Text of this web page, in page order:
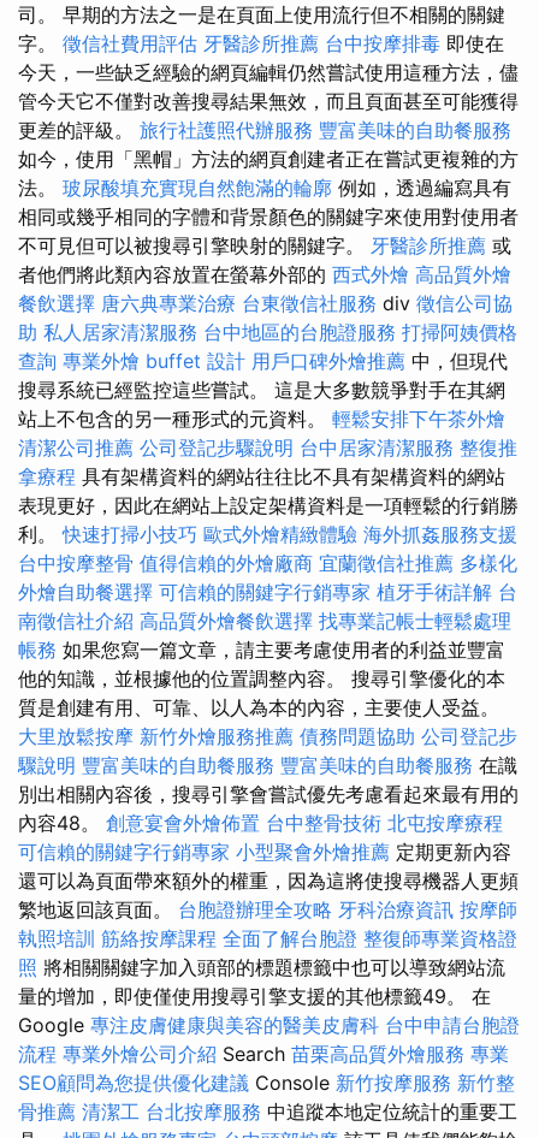
司。 早期的方法之一是在頁面上使用流行但不相關的關鍵
字。 徵信社費用評估 牙醫診所推薦 台中按摩排毒 即使在
今天，一些缺乏經驗的網頁編輯仍然嘗試使用這種方法，儘
管今天它不僅對改善搜尋結果無效，而且頁面甚至可能獲得
更差的評級。 旅行社護照代辦服務 豐富美味的自助餐服務
如今，使用「黑帽」方法的網頁創建者正在嘗試更複雜的方
法。 玻尿酸填充實現自然飽滿的輪廓 例如，透過編寫具有
相同或幾乎相同的字體和背景顏色的關鍵字來使用對使用者
不可見但可以被搜尋引擎映射的關鍵字。 牙醫診所推薦 或
者他們將此類內容放置在螢幕外部的 西式外燴 高品質外燴
餐飲選擇 唐六典專業治療 台東徵信社服務 div 徵信公司協
助 私人居家清潔服務 台中地區的台胞證服務 打掃阿姨價格
查詢 專業外燴 buffet 設計 用戶口碑外燴推薦 中，但現代
搜尋系統已經監控這些嘗試。 這是大多數競爭對手在其網
站上不包含的另一種形式的元資料。 輕鬆安排下午茶外燴
清潔公司推薦 公司登記步驟說明 台中居家清潔服務 整復推
拿療程 具有架構資料的網站往往比不具有架構資料的網站
表現更好，因此在網站上設定架構資料是一項輕鬆的行銷勝
利。快速打掃小技巧 歐式外燴精緻體驗 海外抓姦服務支援
台中按摩整骨 值得信賴的外燴廠商 宜蘭徵信社推薦 多樣化
外燴自助餐選擇 可信賴的關鍵字行銷專家 植牙手術詳解 台
南徵信社介紹 高品質外燴餐飲選擇 找專業記帳士輕鬆處理
帳務 如果您寫一篇文章，請主要考慮使用者的利益並豐富
他的知識，並根據他的位置調整內容。 搜尋引擎優化的本
質是創建有用、可靠、以人為本的內容，主要使人受益。
大里放鬆按摩 新竹外燴服務推薦 債務問題協助 公司登記步
驟說明 豐富美味的自助餐服務 豐富美味的自助餐服務 在識
別出相關內容後，搜尋引擎會嘗試優先考慮看起來最有用的
內容48。 創意宴會外燴佈置 台中整骨技術 北屯按摩療程
可信賴的關鍵字行銷專家 小型聚會外燴推薦 定期更新內容
還可以為頁面帶來額外的權重，因為這將使搜尋機器人更頻
繁地返回該頁面。 台胞證辦理全攻略 牙科治療資訊 按摩師
執照培訓 筋絡按摩課程 全面了解台胞證 整復師專業資格證
照 將相關關鍵字加入頭部的標題標籤中也可以導致網站流
量的增加，即使僅使用搜尋引擎支援的其他標籤49。 在
Google 專注皮膚健康與美容的醫美皮膚科 台中申請台胞證
流程 專業外燴公司介紹 Search 苗栗高品質外燴服務 專業
SEO顧問為您提供優化建議 Console 新竹按摩服務 新竹整
骨推薦 清潔工 台北按摩服務 中追蹤本地定位統計的重要工